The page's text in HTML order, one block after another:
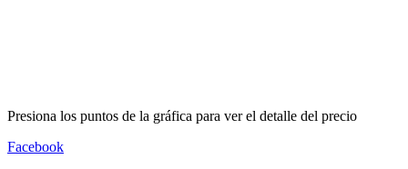
Presiona los puntos de la gráfica para ver el detalle del precio
Facebook